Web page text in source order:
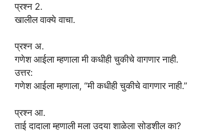
प्रश्न 2.
खालील वाक्ये वाचा.
प्रश्न अ.
गणेश आईला म्हणाला मी कधीही चुकीचे वागणार नाही.
उत्तर:
गणेश आईला म्हणाला, “मी कधीही चुकीचे वागणार नाही.”
प्रश्न आ.
ताई दादाला म्हणाली मला उदया शाळेला सोडशील का?